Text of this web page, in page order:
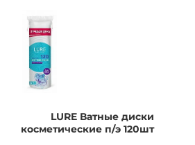
LURE Ватные диски
косметические п/э 120шт